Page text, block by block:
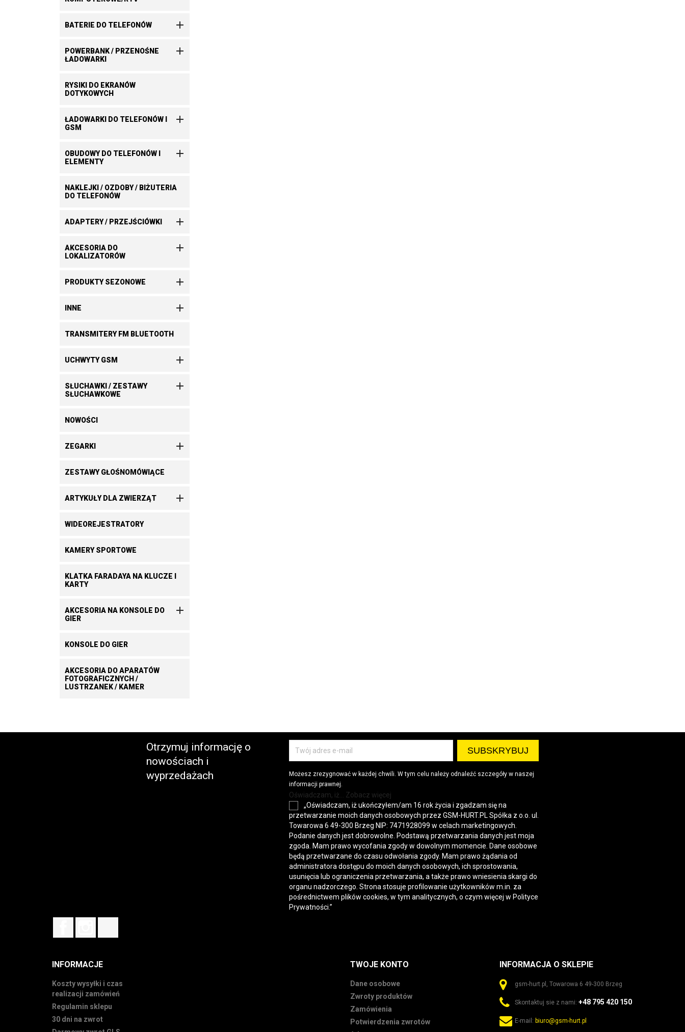
BATERIE DO TELEFONÓW 
POWERBANK / PRZENOŚNE
ŁADOWARKI

RYSIKI DO EKRANÓW
DOTYKOWYCH
ŁADOWARKI DO TELEFONÓW I
GSM

OBUDOWY DO TELEFONÓW I
ELEMENTY

NAKLEJKI / OZDOBY / BIŻUTERIA
DO TELEFONÓW
ADAPTERY / PRZEJŚCIÓWKI 
AKCESORIA DO
LOKALIZATORÓW

PRODUKTY SEZONOWE 
INNE 
TRANSMITERY FM BLUETOOTH
UCHWYTY GSM 
SŁUCHAWKI / ZESTAWY
SŁUCHAWKOWE

NOWOŚCI
ZEGARKI 
ZESTAWY GŁOŚNOMÓWIĄCE
ARTYKUŁY DLA ZWIERZĄT 
WIDEOREJESTRATORY
KAMERY SPORTOWE
KLATKA FARADAYA NA KLUCZE I
KARTY
AKCESORIA NA KONSOLE DO
GIER

KONSOLE DO GIER
AKCESORIA DO APARATÓW
FOTOGRAFICZNYCH /
LUSTRZANEK / KAMER
Otrzymuj informację o
nowościach i
wyprzedażach
Możesz zrezygnować w każdej chwili. W tym celu należy odnaleźć szczegóły w naszej
informacji prawnej.
Oświadczam, iż... Zobacz więcej
„Oświadczam, iż ukończyłem/am 16 rok życia i zgadzam się na
przetwarzanie moich danych osobowych przez GSM-HURT.PL Spółka z o.o. ul.
Towarowa 6 49-300 Brzeg NIP: 7471928099 w celach marketingowych.
Podanie danych jest dobrowolne. Podstawą przetwarzania danych jest moja
zgoda. Mam prawo wycofania zgody w dowolnym momencie. Dane osobowe
będą przetwarzane do czasu odwołania zgody. Mam prawo żądania od
administratora dostępu do moich danych osobowych, ich sprostowania,
usunięcia lub ograniczenia przetwarzania, a także prawo wniesienia skargi do
organu nadzorczego. Strona stosuje profilowanie użytkowników m.in. za
pośrednictwem plików cookies, w tym analitycznych, o czym więcej w Polityce
Prywatności.”
INFORMACJE
Koszty wysyłki i czas
realizacji zamówień
Regulamin sklepu
30 dni na zwrot
TWOJE KONTO
Dane osobowe
Zwroty produktów
Zamówienia
Potwierdzenia zwrotów
INFORMACJA O SKLEPIE
gsm-hurt.pl, Towarowa 6 49-300 Brzeg
Skontaktuj sie z nami: +48 795 420 150
E-mail: biuro@gsm-hurt.pl